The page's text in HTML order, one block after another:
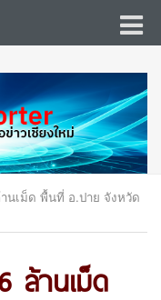
นเม็ด พื้นที่ อ.ปาย จังหวัด
ล้านเม็ด